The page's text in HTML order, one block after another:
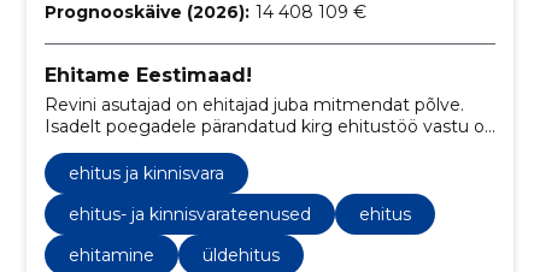
Prognooskäive (2026): 14 408 109 €
Ehitame Eestimaad!
Revini asutajad on ehitajad juba mitmendat põlve.
Isadelt poegadele pärandatud kirg ehitustöö vastu on
Revin Grupist teinud Virumaa ühe suurima
ehitusettevõtte.
ehitus ja kinnisvara
ehitus- ja kinnisvarateenused
ehitus
ehitamine
üldehitus